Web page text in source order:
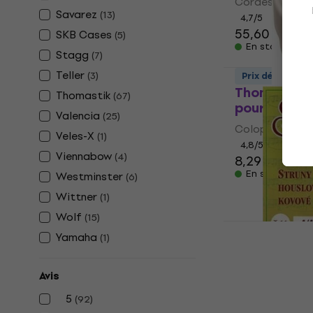
Savarez (13)
SKB Cases (5)
Stagg (7)
Teller (3)
Thomastik (67)
Valencia (25)
Veles-X (1)
Viennabow (4)
Westminster (6)
Wittner (1)
Wolf (15)
Yamaha (1)
Avis
5 (92)
4,7/5
55,60 €
En stock
Thomastik
pour violon
Colophane
4,8/5
8,29 € 8,99
En stock
Prix dégressifs